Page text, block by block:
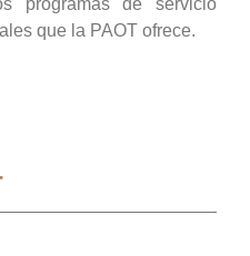
programas de servicio
que la PAOT ofrece.